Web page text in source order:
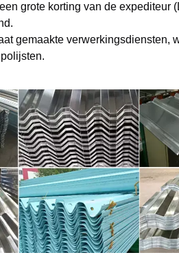
grote korting van de expediteur
gemaakte verwerkingsdiensten,